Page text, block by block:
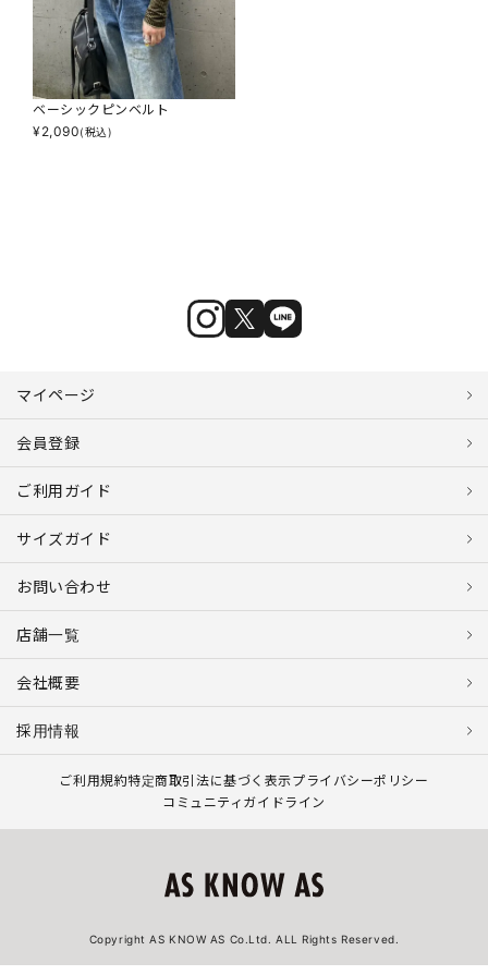
ベーシックピンベルト
¥2,090(税込)
マイページ
会員登録
ご利用ガイド
サイズガイド
お問い合わせ
店舗一覧
会社概要
採用情報
ご利用規約特定商取引法に基づく表示プライバシーポリシー
コミュニティガイドライン
Copyright AS KNOW AS Co.Ltd. ALL Rights Reserved.